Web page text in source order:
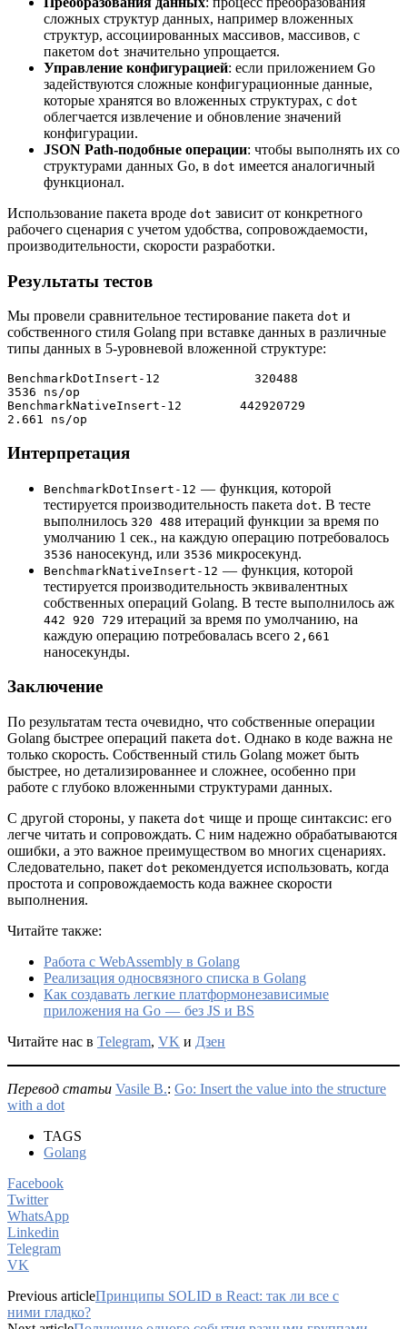
сложных структур данных, например вложенных
структур, ассоциированных массивов, массивов, с
пакетом dot значительно упрощается.
Управление конфигурацией: если приложением Go
задействуются сложные конфигурационные данные,
которые хранятся во вложенных структурах, с dot
облегчается извлечение и обновление значений
конфигурации.
JSON Path-подобные операции: чтобы выполнять их со
структурами данных Go, в dot имеется аналогичный
функционал.
Использование пакета вроде dot зависит от конкретного
рабочего сценария с учетом удобства, сопровождаемости,
производительности, скорости разработки.
Результаты тестов
Мы провели сравнительное тестирование пакета dot и
собственного стиля Golang при вставке данных в различные
типы данных в 5-уровневой вложенной структуре:
BenchmarkDotInsert-12       	  320488
3536 ns/op
BenchmarkNativeInsert-12    	442920729
2.661 ns/op
Интерпретация
BenchmarkDotInsert-12 — функция, которой
тестируется производительность пакета dot. В тесте
выполнилось 320 488 итераций функции за время по
умолчанию 1 сек., на каждую операцию потребовалось
3536 наносекунд, или 3536 микросекунд.
BenchmarkNativeInsert-12 — функция, которой
тестируется производительность эквивалентных
собственных операций Golang. В тесте выполнилось аж
442 920 729 итераций за время по умолчанию, на
каждую операцию потребовалась всего 2,661
наносекунды.
Заключение
По результатам теста очевидно, что собственные операции
Golang быстрее операций пакета dot. Однако в коде важна не
только скорость. Собственный стиль Golang может быть
быстрее, но детализированнее и сложнее, особенно при
работе с глубоко вложенными структурами данных.
С другой стороны, у пакета dot чище и проще синтаксис: его
легче читать и сопровождать. С ним надежно обрабатываются
ошибки, а это важное преимуществом во многих сценариях.
Следовательно, пакет dot рекомендуется использовать, когда
простота и сопровождаемость кода важнее скорости
выполнения.
Читайте также:
Работа с WebAssembly в Golang
Реализация односвязного списка в Golang
Как создавать легкие платформонезависимые
приложения на Go — без JS и BS
Читайте нас в Telegram, VK и Дзен
Перевод статьи Vasile B.: Go: Insert the value into the structure
with a dot
TAGS
Golang
Facebook
Twitter
WhatsApp
Linkedin
Telegram
VK
Previous articleПринципы SOLID в React: так ли все с
ними гладко?